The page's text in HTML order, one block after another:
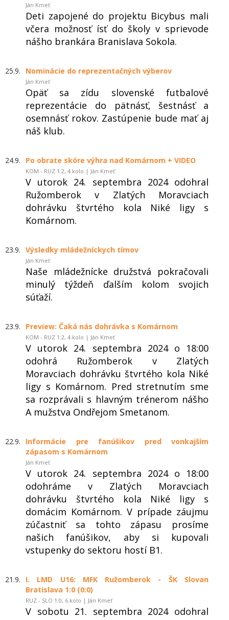
Ján Kmeť
Deti zapojené do projektu Bicybus mali
včera možnosť ísť do školy v sprievode
nášho brankára Branislava Sokola.
25.9. Nominácie do reprezentačných výberov
Ján Kmeť
Opäť sa zídu slovenské futbalové
reprezentácie do pätnásť, šestnásť a
osemnásť rokov. Zastúpenie bude mať aj
náš klub.
24.9. Po obrate skóre výhra nad Komárnom + VIDEO
KOM - RUZ 1:2, 4.kolo | Ján Kmeť
V utorok 24. septembra 2024 odohral
Ružomberok v Zlatých Moravciach
dohrávku štvrtého kola Niké ligy s
Komárnom.
23.9. Výsledky mládežníckych tímov
Ján Kmeť
Naše mládežnícke družstvá pokračovali
minulý týždeň ďalším kolom svojich
súťaží.
23.9. Preview: Čaká nás dohrávka s Komárnom
KOM - RUZ 1:2, 4.kolo | Ján Kmeť
V utorok 24. septembra 2024 o 18:00
odohrá Ružomberok v Zlatých
Moravciach dohrávku štvrtého kola Niké
ligy s Komárnom. Pred stretnutím sme
sa rozprávali s hlavným trénerom nášho
A mužstva Ondřejom Smetanom.
22.9.
Informácie pre fanúšikov pred vonkajším
zápasom s Komárnom
Ján Kmeť
V utorok 24. septembra 2024 o 18:00
odohráme v Zlatých Moravciach
dohrávku štvrtého kola Niké ligy s
domácim Komárnom. V prípade záujmu
zúčastniť sa tohto zápasu prosíme
našich fanúšikov, aby si kupovali
vstupenky do sektoru hostí B1.
21.9.
I. LMD U16: MFK Ružomberok - ŠK Slovan
Bratislava 1:0 (0:0)
RUZ - SLO 1:0, 6.kolo | Ján Kmeť
V sobotu 21. septembra 2024 odohral